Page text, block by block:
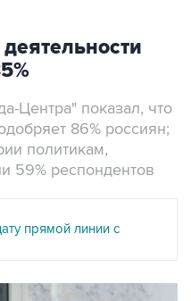
Центра" показал, что
86% россиян;
политикам,
59% респондентов
прямой линии с